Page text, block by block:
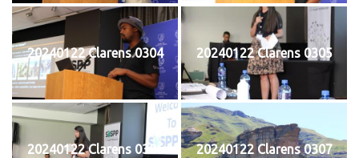
20240122 Clarens 0304 20240122 Clarens 0305
20240122 Clarens 0306 20240122 Clarens 0307